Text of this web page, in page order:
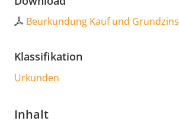
Beurkundung Kauf und Grundzins
Klassifikation
Urkunden
Inhalt